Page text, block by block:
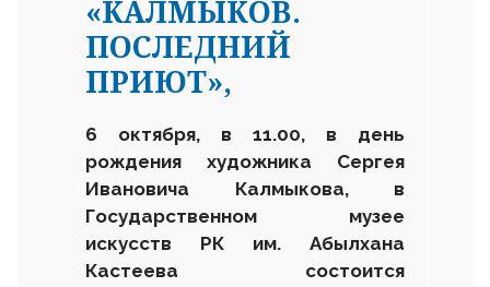
«КАЛМЫКОВ.
ПОСЛЕДНИЙ
ПРИЮТ»,
6 октября, в 11.00, в день
рождения художника Сергея
Ивановича Калмыкова, в
Государственном музее
искусств РК им. Абылхана
Кастеева состоится